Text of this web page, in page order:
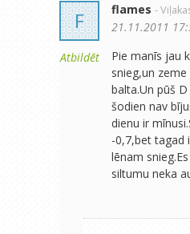
F
Atbildēt
flames -
21.11.2011
Pie manīs jau
snieg,un
balta.Un pūš
šodien nav
dienu ir
-0,7,bet tagad
lēnam
siltumu neka